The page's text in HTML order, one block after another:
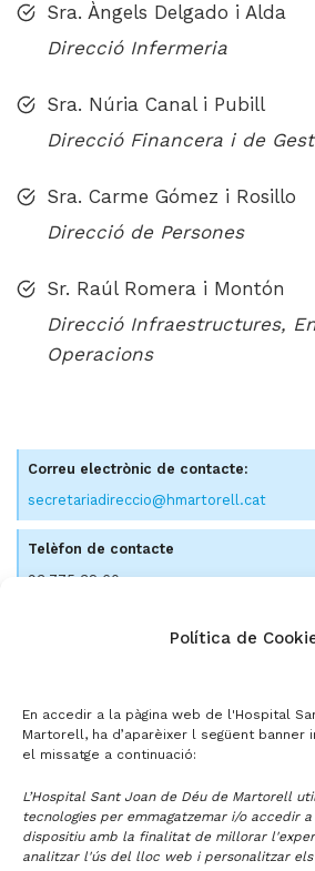
Política de
En accedir a la pàgina web de l'Hospital
Martorell, ha d’aparèixer l següent banner
el missatge a continuació:
L’Hospital Sant Joan de Déu de Martorell
tecnologies per emmagatzemar i/o accedir
dispositiu amb la finalitat de millorar
analitzar l'ús del lloc web i personalitzar
Sra. Àngels Delgado i Alda
Direcció Infermeria
Sra. Núria Canal i Pubill
Direcció Financera i de
Sra. Carme Gómez i Rosillo
Direcció de Persones
Sr. Raúl Romera i Montón
Direcció Infraestructures,
Operacions
Correu electrònic de contacte:
secretariadireccio@hmartorell.cat
Telèfon de contacte
93 775 32 60